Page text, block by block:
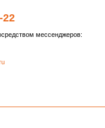
22
мессенджеров: